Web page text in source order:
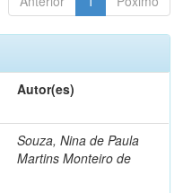
Autor(es)
Souza, Nina de Paula
Martins Monteiro de